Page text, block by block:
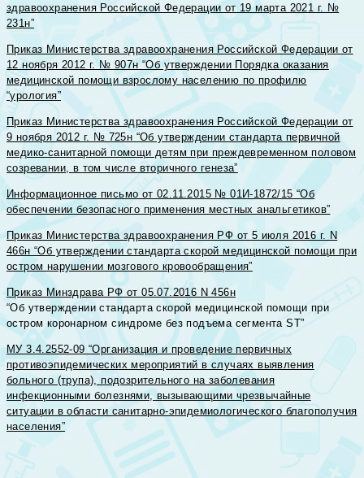
здравоохранения Российской Федерации от 19 марта 2021 г. №
231н”
Приказ Министерства здравоохранения Российской Федерации от
12 ноября 2012 г. № 907н “Об утверждении Порядка оказания
медицинской помощи взрослому населению по профилю
“урология”
Приказ Министерства здравоохранения Российской Федерации от
9 ноября 2012 г. № 725н “Об утверждении стандарта первичной
медико-санитарной помощи детям при преждевременном половом
созревании, в том числе вторичного генеза”
Информационное письмо от 02.11.2015 № 01И-1872/15 “Об
обеспечении безопасного применения местных анальгетиков”
Приказ Министерства здравоохранения РФ от 5 июля 2016 г. N
466н “Об утверждении стандарта скорой медицинской помощи при
остром нарушении мозгового кровообращения”
Приказ Минздрава РФ от 05.07.2016 N 456н
“Об утверждении стандарта скорой медицинской помощи при
остром коронарном синдроме без подъема сегмента ST”
МУ 3.4.2552-09 “Организация и проведение первичных
противоэпидемических мероприятий в случаях выявления
больного (трупа), подозрительного на заболевания
инфекционными болезнями, вызывающими чрезвычайные
ситуации в области санитарно-эпидемиологического благополучия
населения”